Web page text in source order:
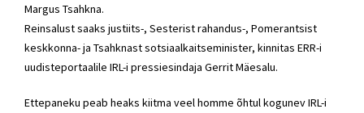
Margus Tsahkna.
Reinsalust saaks justiits-, Sesterist rahandus-, Pomerantsist
keskkonna- ja Tsahknast sotsiaalkaitseminister, kinnitas ERR-i
uudisteportaalile IRL-i pressiesindaja Gerrit Mäesalu.
Ettepaneku peab heaks kiitma veel homme õhtul kogunev IRL-i